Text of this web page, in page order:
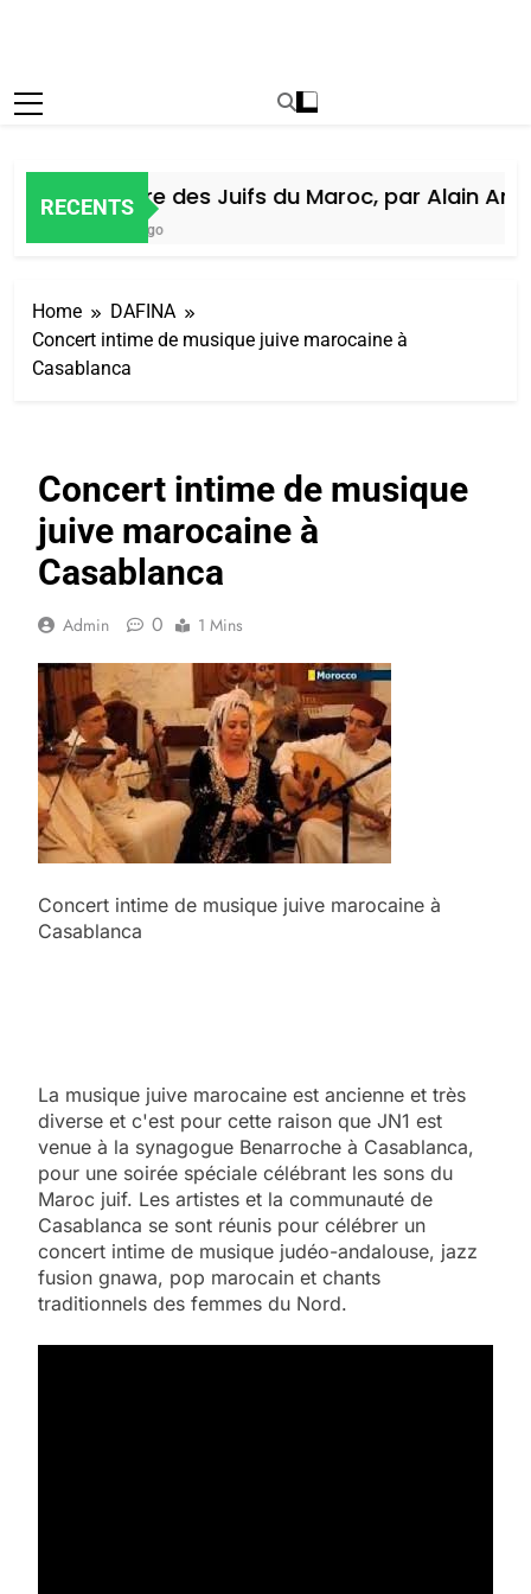
RECENTS
Histoire des Juifs du Maroc, par Alain Amiel
Home
DAFINA
Concert intime de musique juive marocaine à
Casablanca
Concert intime de musique
juive marocaine à
Casablanca
Admin 0 1 Mins
Concert intime de musique juive marocaine à
Casablanca
La musique juive marocaine est ancienne et très
diverse et c'est pour cette raison que JN1 est
venue à la synagogue Benarroche à Casablanca,
pour une soirée spéciale célébrant les sons du
Maroc juif. Les artistes et la communauté de
Casablanca se sont réunis pour célébrer un
concert intime de musique judéo-andalouse, jazz
fusion gnawa, pop marocain et chants
traditionnels des femmes du Nord.